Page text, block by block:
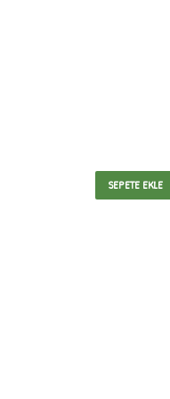
SEPETE EKLE